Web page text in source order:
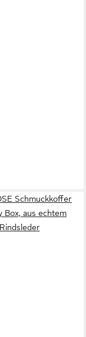
Schmuckkoffer
Box, aus echtem
Rindsleder